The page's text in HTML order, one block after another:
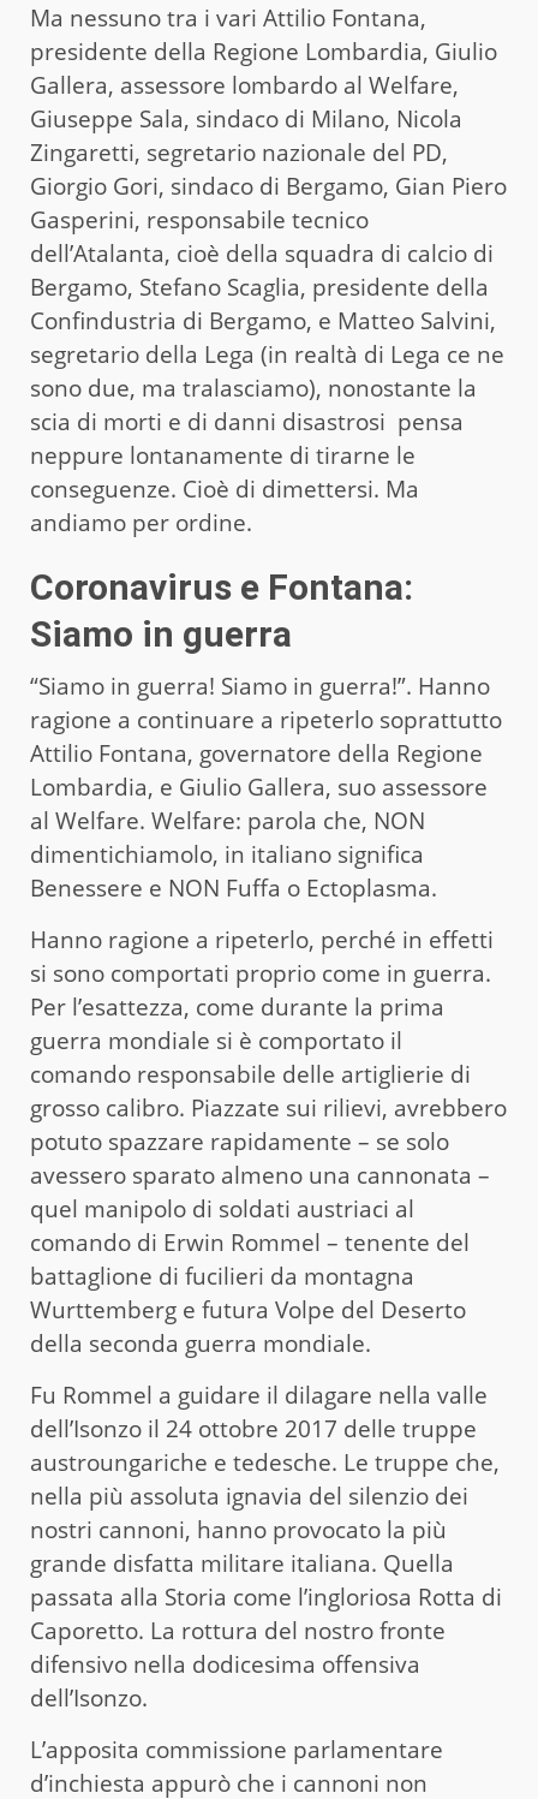
Ma nessuno tra i vari Attilio Fontana,
presidente della Regione Lombardia, Giulio
Gallera, assessore lombardo al Welfare,
Giuseppe Sala, sindaco di Milano, Nicola
Zingaretti, segretario nazionale del PD,
Giorgio Gori, sindaco di Bergamo, Gian Piero
Gasperini, responsabile tecnico
dell’Atalanta, cioè della squadra di calcio di
Bergamo, Stefano Scaglia, presidente della
Confindustria di Bergamo, e Matteo Salvini,
segretario della Lega (in realtà di Lega ce ne
sono due, ma tralasciamo), nonostante la
scia di morti e di danni disastrosi pensa
neppure lontanamente di tirarne le
conseguenze. Cioè di dimettersi. Ma
andiamo per ordine.
Coronavirus e Fontana:
Siamo in guerra
“Siamo in guerra! Siamo in guerra!”. Hanno
ragione a continuare a ripeterlo soprattutto
Attilio Fontana, governatore della Regione
Lombardia, e Giulio Gallera, suo assessore
al Welfare. Welfare: parola che, NON
dimentichiamolo, in italiano significa
Benessere e NON Fuffa o Ectoplasma.
Hanno ragione a ripeterlo, perché in effetti
si sono comportati proprio come in guerra.
Per l’esattezza, come durante la prima
guerra mondiale si è comportato il
comando responsabile delle artiglierie di
grosso calibro. Piazzate sui rilievi, avrebbero
potuto spazzare rapidamente – se solo
avessero sparato almeno una cannonata –
quel manipolo di soldati austriaci al
comando di Erwin Rommel – tenente del
battaglione di fucilieri da montagna
Wurttemberg e futura Volpe del Deserto
della seconda guerra mondiale.
Fu Rommel a guidare il dilagare nella valle
dell’Isonzo il 24 ottobre 2017 delle truppe
austroungariche e tedesche. Le truppe che,
nella più assoluta ignavia del silenzio dei
nostri cannoni, hanno provocato la più
grande disfatta militare italiana. Quella
passata alla Storia come l’ingloriosa Rotta di
Caporetto. La rottura del nostro fronte
difensivo nella dodicesima offensiva
dell’Isonzo.
L’apposita commissione parlamentare
d’inchiesta appurò che i cannoni non